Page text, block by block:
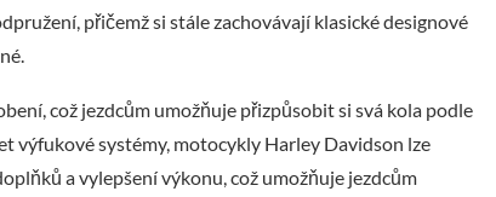
přičemž si stále zachovávají klasické designové
což jezdcům umožňuje přizpůsobit si svá kola podle
výfukové systémy, motocykly Harley Davidson lze
a vylepšení výkonu, což umožňuje jezdcům